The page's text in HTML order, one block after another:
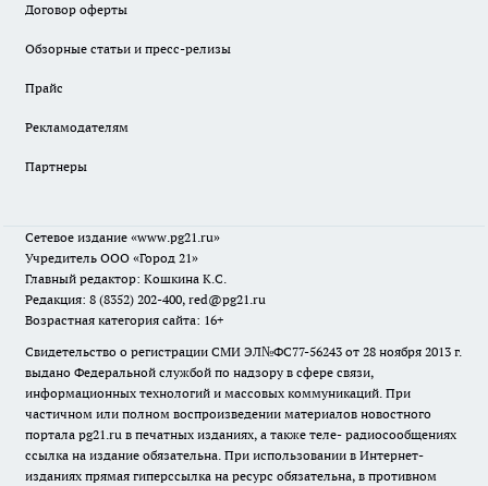
Договор оферты
Обзорные статьи и пресс-релизы
Прайс
Рекламодателям
Партнеры
Сетевое издание «www.pg21.ru»
Учредитель ООО «Город 21»
Главный редактор: Кошкина К.С.
Редакция: 8 (8352) 202-400, red@pg21.ru
Возрастная категория сайта: 16+
Свидетельство о регистрации СМИ ЭЛ№ФС77-56243 от 28 ноября 2013 г.
выдано Федеральной службой по надзору в сфере связи,
информационных технологий и массовых коммуникаций. При
частичном или полном воспроизведении материалов новостного
портала pg21.ru в печатных изданиях, а также теле- радиосообщениях
ссылка на издание обязательна. При использовании в Интернет-
изданиях прямая гиперссылка на ресурс обязательна, в противном